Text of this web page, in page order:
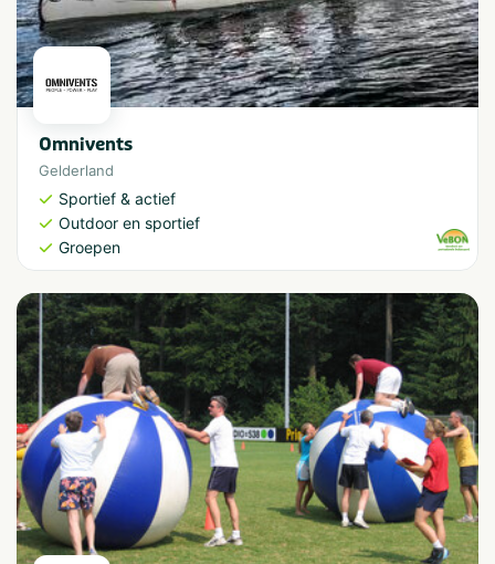
Omnivents
Gelderland
Sportief & actief
Outdoor en sportief
Groepen